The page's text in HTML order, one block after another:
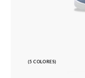
(5 COLORES)